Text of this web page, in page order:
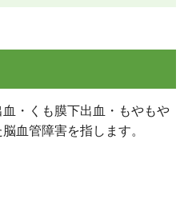
・くも膜下出血・もやもや
血管障害を指します。